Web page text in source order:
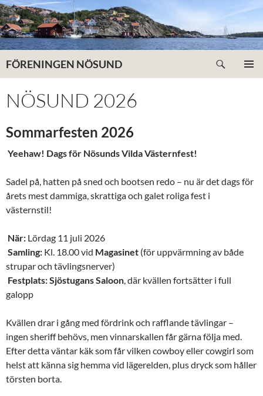
Hoppa
till
innehåll
FÖRENINGEN NÖSUND
NÖSUND 2026
Sommarfesten 2026
Yeehaw! Dags för Nösunds Vilda Västernfest!
Sadel på, hatten på sned och bootsen redo – nu är det dags för
årets mest dammiga, skrattiga och galet roliga fest i
västernstil!
När: Lördag 11 juli 2026
Samling: Kl. 18.00 vid Magasinet (för uppvärmning av både
strupar och tävlingsnerver)
Festplats:Sjöstugans Saloon, där kvällen fortsätter i full
galopp
Kvällen drar i gång med fördrink och rafflande tävlingar –
ingen sheriff behövs, men vinnarskallen får gärna följa med.
Efter detta väntar käk som får vilken cowboy eller cowgirl som
helst att känna sig hemma vid lägerelden, plus dryck som håller
törsten borta.